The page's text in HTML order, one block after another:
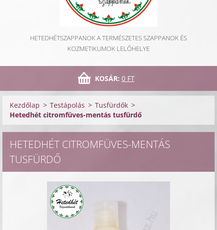
HETEDHÉTSZAPPANOK A TERMÉSZETES SZAPPANOK ÉS
KOZMETIKUMOK LELŐHELYE
KOSÁR: 0 FT
Kezdőlap > Testápolás > Tusfürdők >
Hetedhét citromfüves-mentás tusfürdő
HETEDHÉT CITROMFÜVES-MENTÁS
TUSFÜRDŐ